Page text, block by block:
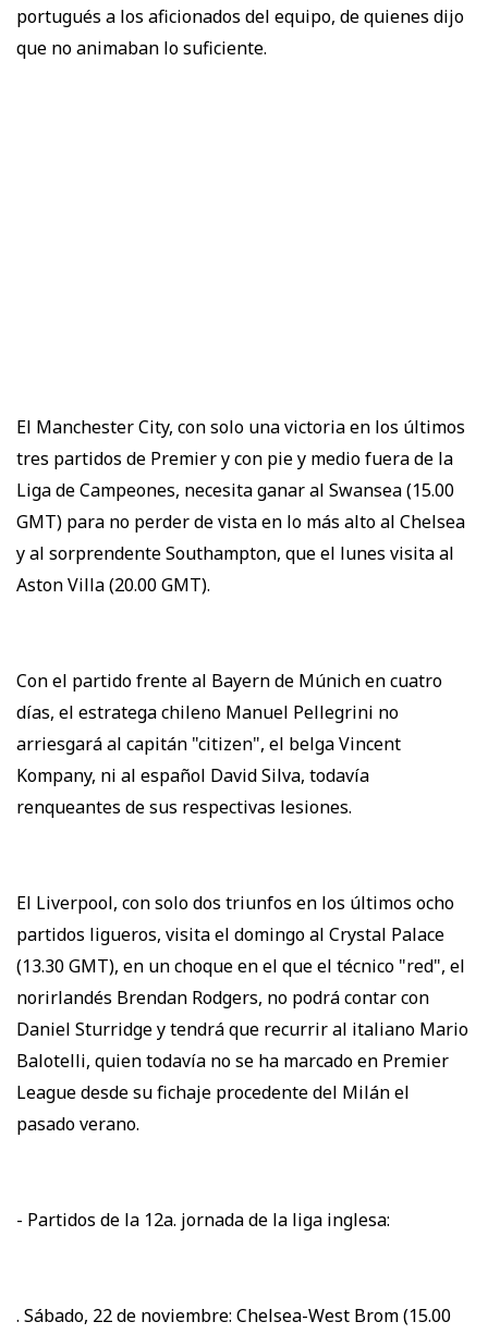
portugués a los aficionados del equipo, de quienes dijo
que no animaban lo suficiente.
El Manchester City, con solo una victoria en los últimos
tres partidos de Premier y con pie y medio fuera de la
Liga de Campeones, necesita ganar al Swansea (15.00
GMT) para no perder de vista en lo más alto al Chelsea
y al sorprendente Southampton, que el lunes visita al
Aston Villa (20.00 GMT).
Con el partido frente al Bayern de Múnich en cuatro
días, el estratega chileno Manuel Pellegrini no
arriesgará al capitán "citizen", el belga Vincent
Kompany, ni al español David Silva, todavía
renqueantes de sus respectivas lesiones.
El Liverpool, con solo dos triunfos en los últimos ocho
partidos ligueros, visita el domingo al Crystal Palace
(13.30 GMT), en un choque en el que el técnico "red", el
norirlandés Brendan Rodgers, no podrá contar con
Daniel Sturridge y tendrá que recurrir al italiano Mario
Balotelli, quien todavía no se ha marcado en Premier
League desde su fichaje procedente del Milán el
pasado verano.
- Partidos de la 12a. jornada de la liga inglesa:
. Sábado, 22 de noviembre: Chelsea-West Brom (15.00